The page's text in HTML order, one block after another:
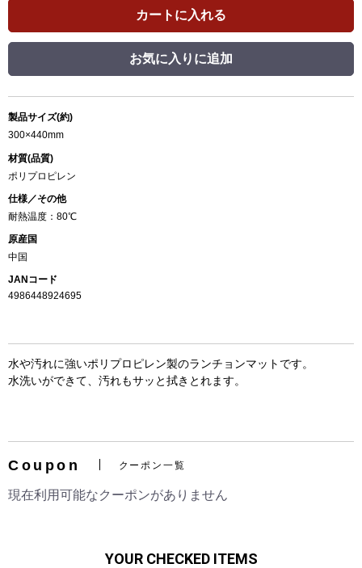
カートに入れる
お買い物を続ける カートへ進む
お気に入りに追加
製品サイズ(約)
300×440mm
材質(品質)
ポリプロピレン
仕様／その他
耐熱温度：80℃
原産国
中国
JANコード
4986448924695
水や汚れに強いポリプロピレン製のランチョンマットです。
水洗いができて、汚れもサッと拭きとれます。
Coupon クーポン一覧
現在利用可能なクーポンがありません
YOUR CHECKED ITEMS